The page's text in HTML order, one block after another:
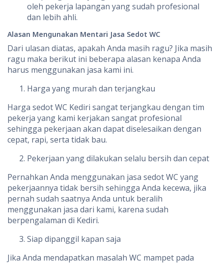
oleh pekerja lapangan yang sudah profesional
dan lebih ahli.
Alasan Mengunakan Mentari Jasa Sedot WC
Dari ulasan diatas, apakah Anda masih ragu? Jika masih
ragu maka berikut ini beberapa alasan kenapa Anda
harus menggunakan jasa kami ini.
Harga yang murah dan terjangkau
Harga sedot WC Kediri sangat terjangkau dengan tim
pekerja yang kami kerjakan sangat profesional
sehingga pekerjaan akan dapat diselesaikan dengan
cepat, rapi, serta tidak bau.
Pekerjaan yang dilakukan selalu bersih dan cepat
Pernahkan Anda menggunakan jasa sedot WC yang
pekerjaannya tidak bersih sehingga Anda kecewa, jika
pernah sudah saatnya Anda untuk beralih
menggunakan jasa dari kami, karena sudah
berpengalaman di Kediri.
Siap dipanggil kapan saja
Jika Anda mendapatkan masalah WC mampet pada